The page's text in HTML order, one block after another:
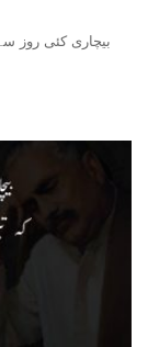
بیچاری کئی روز